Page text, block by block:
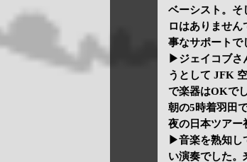
ベーシスト。そ
ロはありませ
事なサポートで
▶ジェイコブさ
うとして JFK
で楽器はOKで
朝の5時着羽田
夜の日本ツアー
▶音楽を熟知し
い演奏でした。